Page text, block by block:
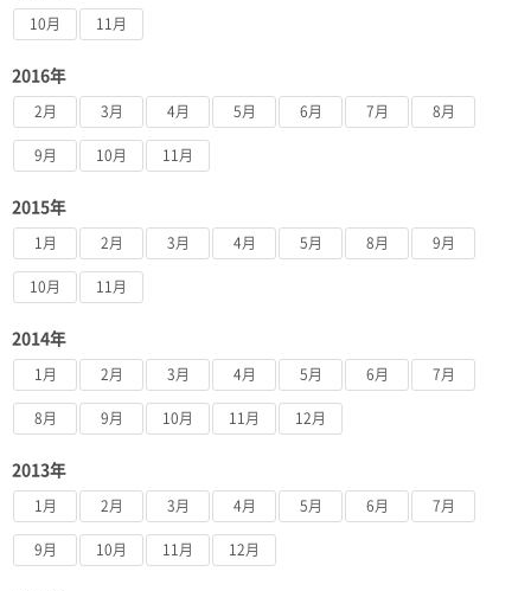
10月 11月
2016年
2月 3月 4月 5月 6月 7月 8月
9月 10月 11月
2015年
1月 2月 3月 4月 5月 8月 9月
10月 11月
2014年
1月 2月 3月 4月 5月 6月 7月
8月 9月 10月 11月 12月
2013年
1月 2月 3月 4月 5月 6月 7月
9月 10月 11月 12月